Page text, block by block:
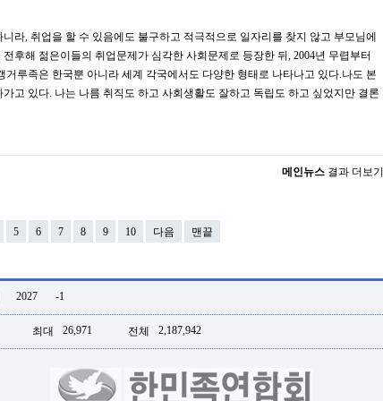
라, 취업을 할 수 있음에도 불구하고 적극적으로 일자리를 찾지 않고 부모님에
후해 젊은이들의 취업문제가 심각한 사회문제로 등장한 뒤, 2004년 무렵부터
루족은 한국뿐 아니라 세계 각국에서도 다양한 형태로 나타나고 있다.나도 본
고 있다. 나는 나름 취직도 하고 사회생활도 잘하고 독립도 하고 싶었지만 결론
메인뉴스 결과 더보기
5 6 7 8 9 10 다음 맨끝
2027 -1
최대 26,971 전체 2,187,942